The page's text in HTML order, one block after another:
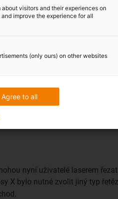
nyní uživatelé laserem
X bylo nutné zvolit jiný typ
visitors and their experiences on
improve the experience for all
(only ours) on other websites
Agree to all